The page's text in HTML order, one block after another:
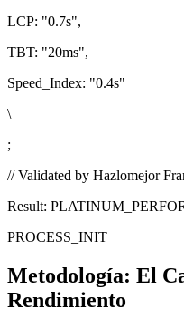
LCP: "0.7s",
TBT: "20ms",
Speed_Index: "0.4s"
\
;
// Validated by Hazlomejor
Result:
PROCESS_INIT
Metodología: El
Rendimiento